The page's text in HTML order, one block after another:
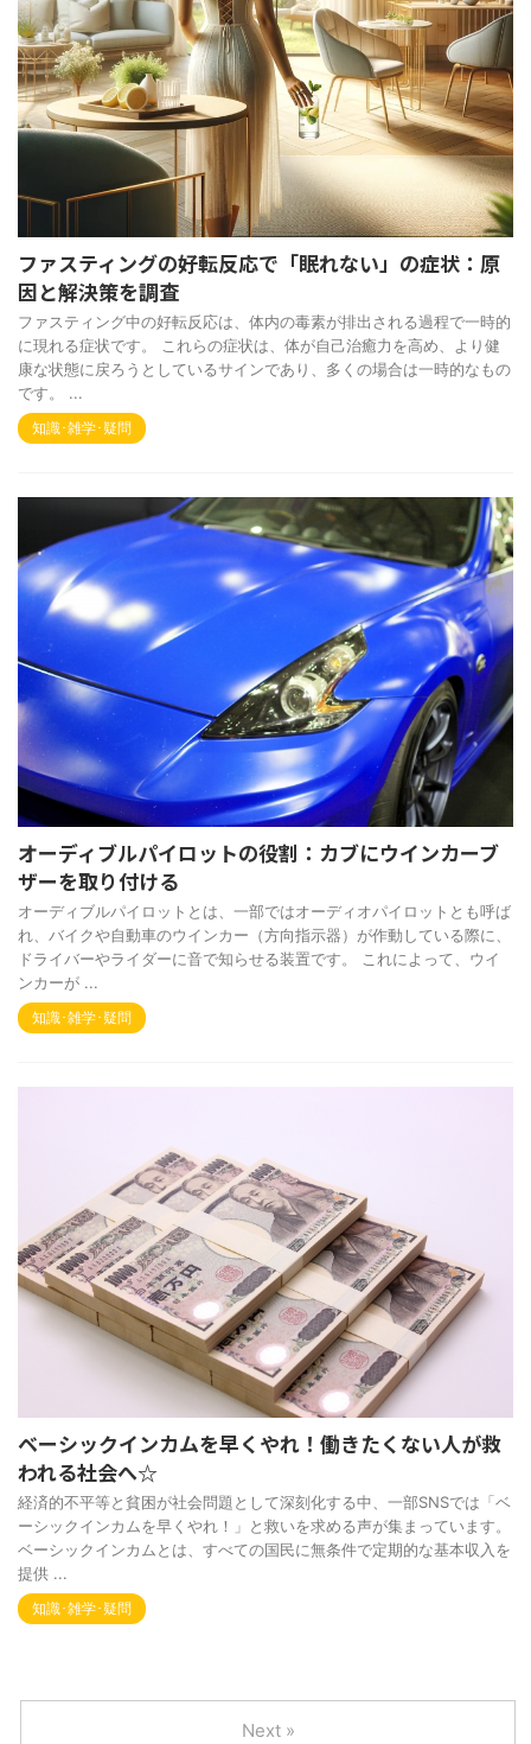
ファスティングの好転反応で「眠れない」の症状：原
因と解決策を調査
ファスティング中の好転反応は、体内の毒素が排出される過程で一時的
に現れる症状です。 これらの症状は、体が自己治癒力を高め、より健
康な状態に戻ろうとしているサインであり、多くの場合は一時的なもの
です。 ...
知識･雑学･疑問
オーディブルパイロットの役割：カブにウインカーブ
ザーを取り付ける
オーディブルパイロットとは、一部ではオーディオパイロットとも呼ば
れ、バイクや自動車のウインカー（方向指示器）が作動している際に、
ドライバーやライダーに音で知らせる装置です。 これによって、ウイ
ンカーが ...
知識･雑学･疑問
ベーシックインカムを早くやれ！働きたくない人が救
われる社会へ☆
経済的不平等と貧困が社会問題として深刻化する中、一部SNSでは「ベ
ーシックインカムを早くやれ！」と救いを求める声が集まっています。
ベーシックインカムとは、すべての国民に無条件で定期的な基本収入を
提供 ...
知識･雑学･疑問
Next »